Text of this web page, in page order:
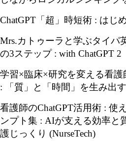
ChatGPT 「超」時短術 : はじ
Mrs.カトゥーラと学ぶタイパ
の3ステップ: with ChatGPT 2
学習×臨床×研究を変える看護
:
「質」と「時間」を生み出
看護師のChatGPT活用術 : 使
ンプト集 : AIが支える効率と
護じっくり (NurseTech)